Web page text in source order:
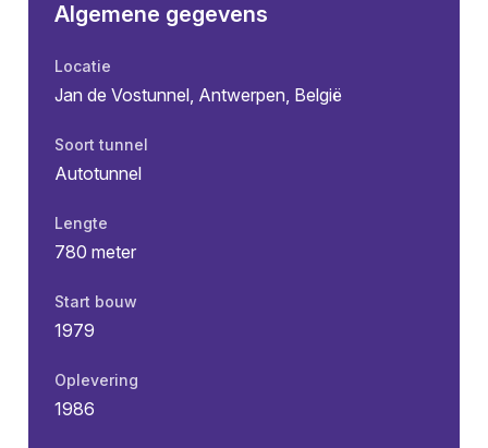
Algemene gegevens
Locatie
Jan de Vostunnel, Antwerpen, België
Soort tunnel
Autotunnel
Lengte
780 meter
Start bouw
1979
Oplevering
1986